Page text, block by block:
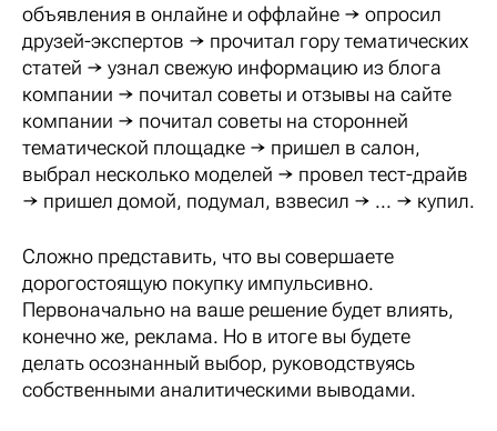
объявления в онлайне и оффлайне → опросил
друзей-экспертов → прочитал гору тематических
статей → узнал свежую информацию из блога
компании → почитал советы и отзывы на сайте
компании → почитал советы на сторонней
тематической площадке → пришел в салон,
выбрал несколько моделей → провел тест-драйв
→ пришел домой, подумал, взвесил → ... → купил.
Сложно представить, что вы совершаете
дорогостоящую покупку импульсивно.
Первоначально на ваше решение будет влиять,
конечно же, реклама. Но в итоге вы будете
делать осознанный выбор, руководствуясь
собственными аналитическими выводами.